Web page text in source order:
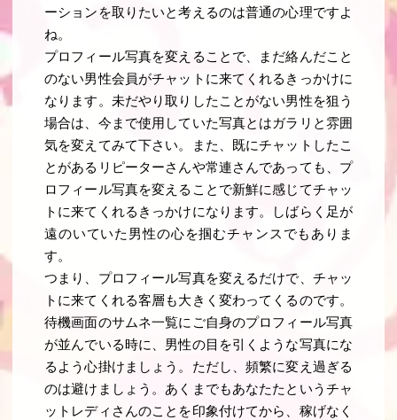
ーションを取りたいと考えるのは普通の心理ですよ
ね。
プロフィール写真を変えることで、まだ絡んだこと
のない男性会員がチャットに来てくれるきっかけに
なります。未だやり取りしたことがない男性を狙う
場合は、今まで使用していた写真とはガラリと雰囲
気を変えてみて下さい。また、既にチャットしたこ
とがあるリピーターさんや常連さんであっても、プ
ロフィール写真を変えることで新鮮に感じてチャッ
トに来てくれるきっかけになります。しばらく足が
遠のいていた男性の心を掴むチャンスでもありま
す。
つまり、プロフィール写真を変えるだけで、チャッ
トに来てくれる客層も大きく変わってくるのです。
待機画面のサムネ一覧にご自身のプロフィール写真
が並んでいる時に、男性の目を引くような写真にな
るよう心掛けましょう。ただし、頻繁に変え過ぎる
のは避けましょう。あくまでもあなたたというチャ
ットレディさんのことを印象付けてから、稼げなく